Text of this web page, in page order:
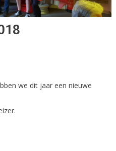
we dit jaar een nieuwe